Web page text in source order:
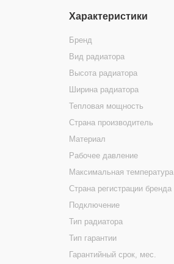
Характеристики
Бренд
Вид радиатора
Высота радиатора
Ширина радиатора
Тепловая мощность
Страна производитель
Материал
Рабочее давление
Максимальная температура
Страна регистрации бренда
Подключение
Тип радиатора
Тип гарантии
Гарантийный срок, мес.